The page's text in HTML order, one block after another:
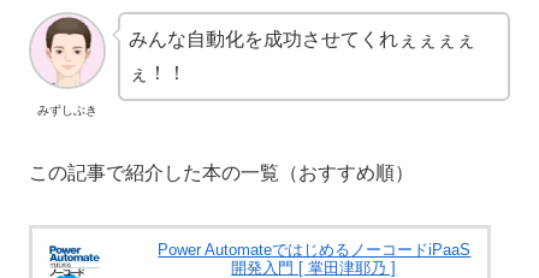
みずしぶき
みんな自動化を成功させてくれぇぇぇぇ
ぇ！！
この記事で紹介した本の一覧（おすすめ順）
Power AutomateではじめるノーコードiPaaS
開発入門 [ 掌田津耶乃 ]